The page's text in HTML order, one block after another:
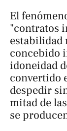
El
"contratos
estabilidad
concebido
idoneidad
convertido
despedir
mitad de
se